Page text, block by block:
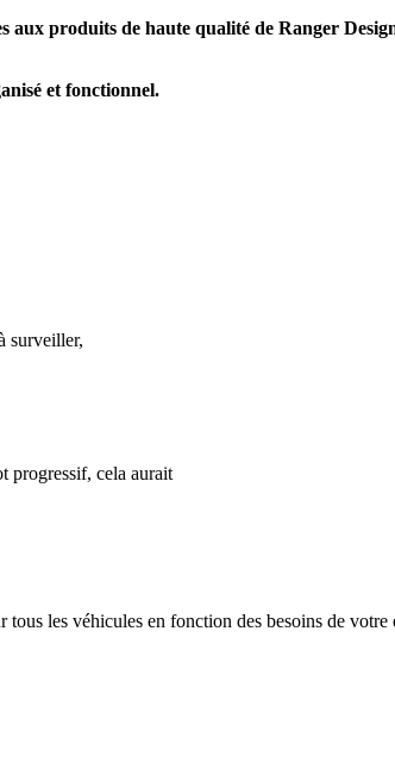
produits de haute qualité de Ranger
et fonctionnel.
surveiller,
progressif, cela aurait
les véhicules en fonction des besoins de votre